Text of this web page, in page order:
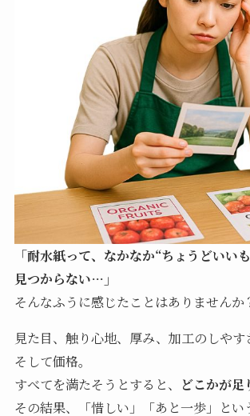
「耐水紙って、なかなか“ちょうどいい
見つからない…」
そんなふうに感じたことはありませんか
見た目、触り心地、厚み、加工のしやす
そして価格。
すべてを満たそうとすると、
どこかが足
その結果、「惜しい」「あと一歩」とい